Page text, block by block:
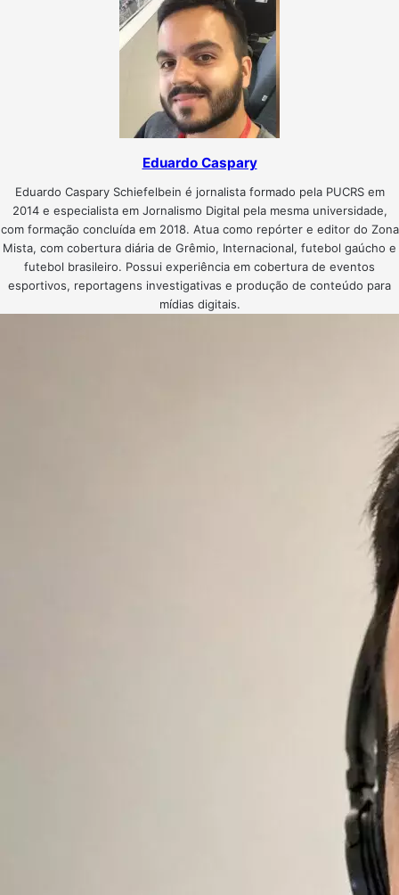
Eduardo Caspary
Eduardo Caspary Schiefelbein é jornalista formado pela PUCRS em
2014 e especialista em Jornalismo Digital pela mesma universidade,
com formação concluída em 2018. Atua como repórter e editor do Zona
Mista, com cobertura diária de Grêmio, Internacional, futebol gaúcho e
futebol brasileiro. Possui experiência em cobertura de eventos
esportivos, reportagens investigativas e produção de conteúdo para
mídias digitais.